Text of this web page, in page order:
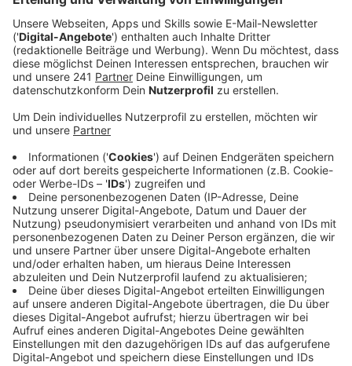
Veröffentlicht:Dienstag, 29.01.2019 14:07
Anzeige
ganz NRW Kinder, Jugendliche und ihre Familien
geraten sind. Über 50 Millionen Euro konnten
gesammelt, über 45.000 Anträge auf Hilfe bewilligt
und mehr als 180.000 Kindern und Jugendlichen aus
NRW geholfen werden.
Ins Leben gerufen wurde die Aktion von den 45 NRW-
Lokalradios, dem Rahmenprogramm radio NRW, den
Caritasverbänden der fünf NRW-Bistümer sowie der
Diakonie Rheinland-Westfalen-Lippe.
Die Aktion Lichtblicke e.V. kümmert sich besonders um
Menschen unter uns, die schwere Schicksalsschläge